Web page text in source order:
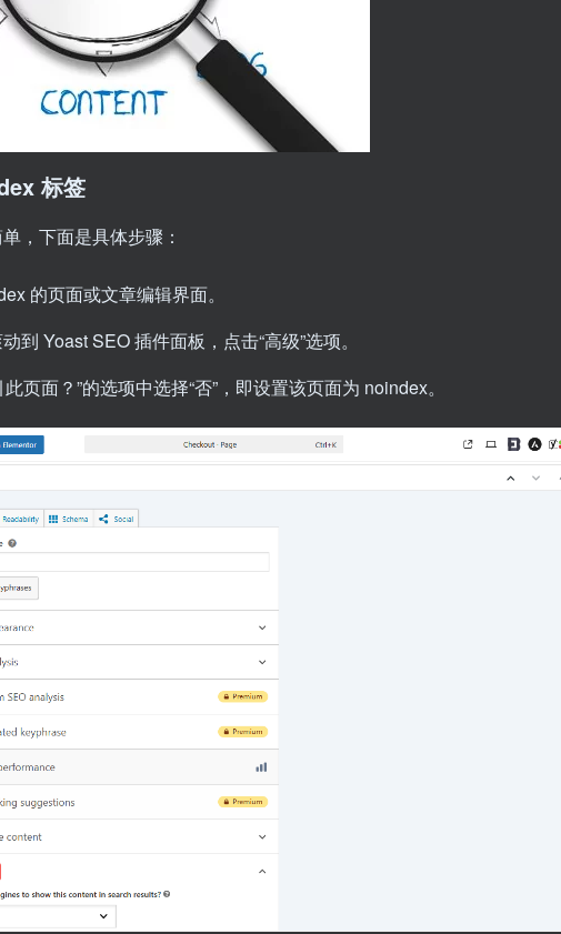
标签
，下面是具体步骤：
的页面或文章编辑界面。
到 Yoast SEO 插件面板，点击“高级”选项。
页面？”的选项中选择“否”，即设置该页面为 noindex。